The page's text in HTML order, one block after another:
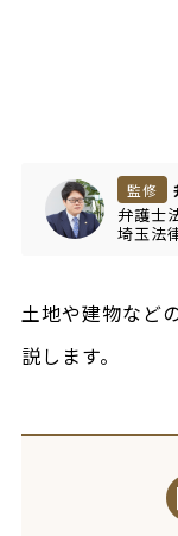
監修
弁護士
埼玉法
土地や建物など
説します。